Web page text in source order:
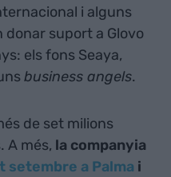
i alguns
donar suport a Glovo
els fons Seaya,
business angels.
de set milions
A més, la companyia
setembre a Palma i